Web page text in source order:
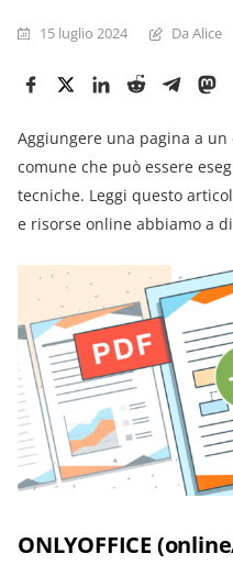
15 luglio 2024 Da Alice
Aggiungere una pagina a un
comune che può essere
tecniche. Leggi questo
e risorse online abbiamo a
ONLYOFFICE